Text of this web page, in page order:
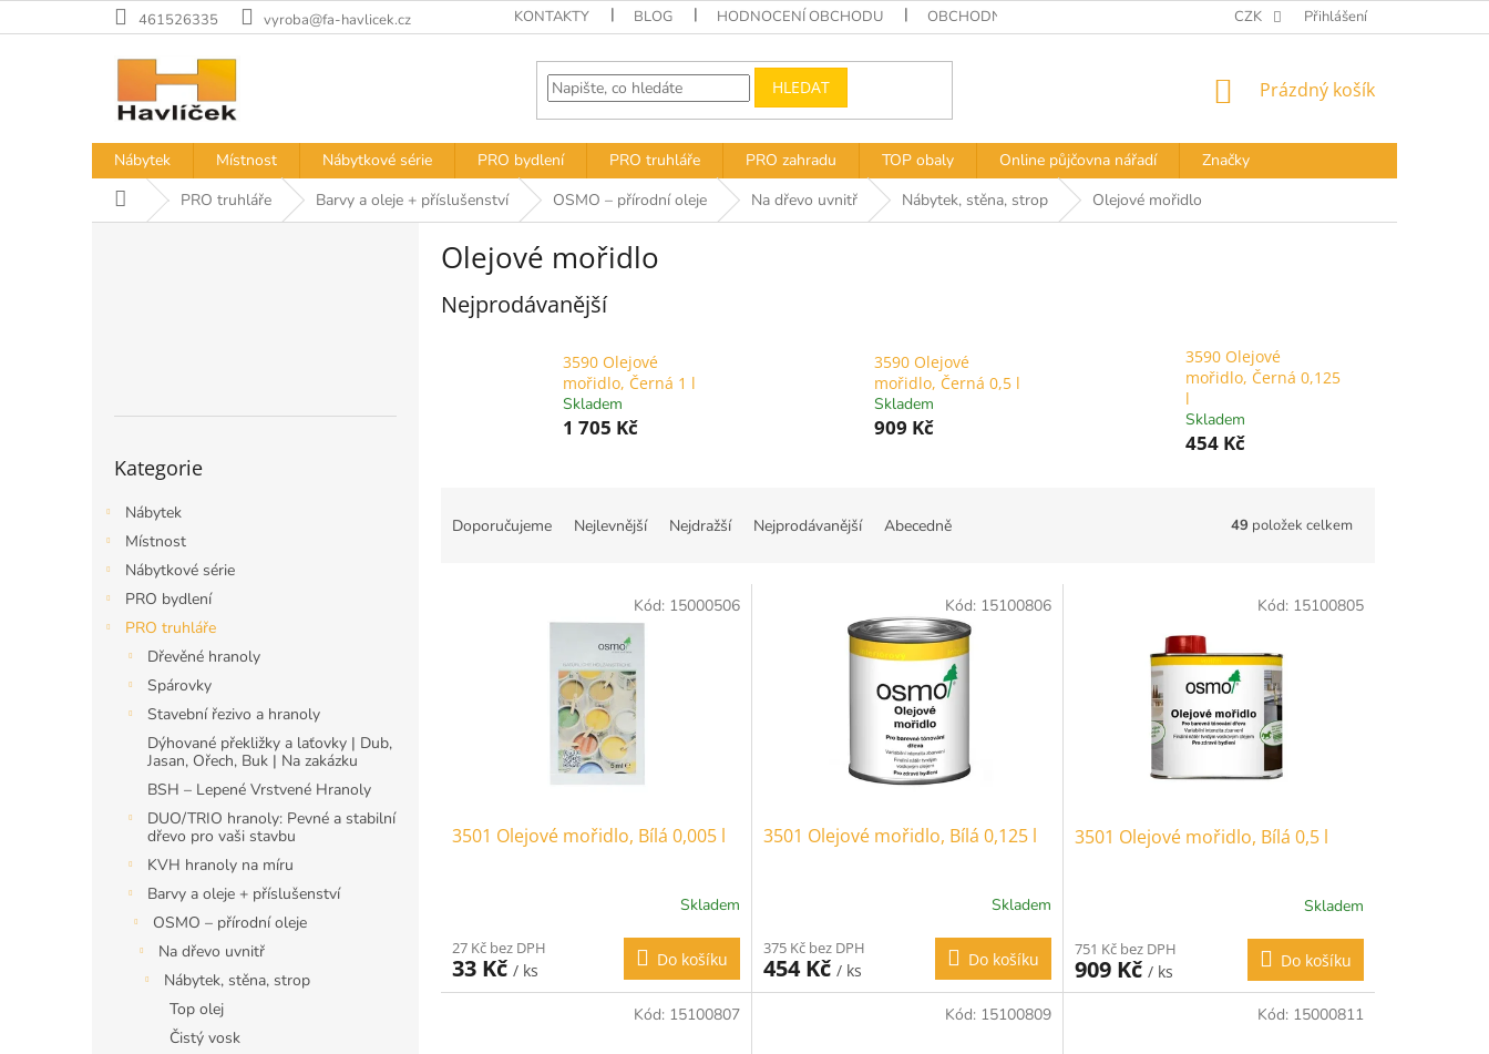
na
461526335 vyroba@fa-havlicek.cz KONTAKTY BLOG HODNOCENÍ OBCHODU OBCHODNÍ PODMÍNKY DOPRAVA A PLATBA PODMÍNKY OCHRANY
CZK Přihlášení
HLEDAT
NÁKUPNÍ
Prázdný košík
Nábytek Místnost Nábytkové série PRO bydlení PRO truhláře PRO zahradu TOP obaly Online půjčovna nářadí
Značky
Domů PRO truhláře Barvy a oleje + příslušenství OSMO – přírodní oleje Na dřevo uvnitř Nábytek, stěna, strop Olejové mořidlo
kategorie
Kategorie
Nábytek
Místnost
Nábytkové série
PRO bydlení
PRO truhláře
Dřevěné hranoly
Spárovky
Stavební řezivo a hranoly
Dýhované překližky a laťovky | Dub,
Jasan, Ořech, Buk | Na zakázku
BSH – Lepené Vrstvené Hranoly
DUO/TRIO hranoly: Pevné a stabilní
dřevo pro vaši stavbu
KVH hranoly na míru
Barvy a oleje + příslušenství
OSMO – přírodní oleje
Na dřevo uvnitř
Nábytek, stěna, strop
Top olej
Čistý vosk
Olejové mořidlo
Nejprodávanější
3590 Olejové
mořidlo, Černá 1 l
Skladem
1 705 Kč
3590 Olejové
mořidlo, Černá 0,5 l
Skladem
909 Kč
3590 Olejové
mořidlo, Černá 0,125
l
Skladem
454 Kč
Doporučujeme Nejlevnější Nejdražší Nejprodávanější Abecedně 49 položek celkem
3501 Olejové mořidlo, Bílá 0,005 l
Skladem
27 Kč bez DPH
33 Kč / ks
Do košíku
Kód: 15000506
3501 Olejové mořidlo, Bílá 0,125 l
Skladem
375 Kč bez DPH
454 Kč / ks
Do košíku
Kód: 15100806
3501 Olejové mořidlo, Bílá 0,5 l
Skladem
751 Kč bez DPH
909 Kč / ks
Do košíku
Kód: 15100805
Kód: 15100807 Kód: 15100809 Kód: 15000811